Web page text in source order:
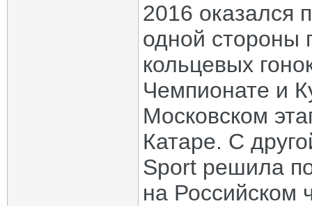
2016 оказался
одной стороны
кольцевых
Чемпионате и
Московском
Катаре. С
Sport решила
на Российском